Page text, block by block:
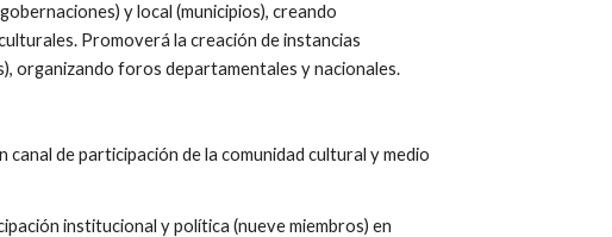
y local (municipios), creando
Promoverá la creación de instancias
organizando foros departamentales y nacionales.
de participación de la comunidad cultural y medio
institucional y política (nueve miembros) en